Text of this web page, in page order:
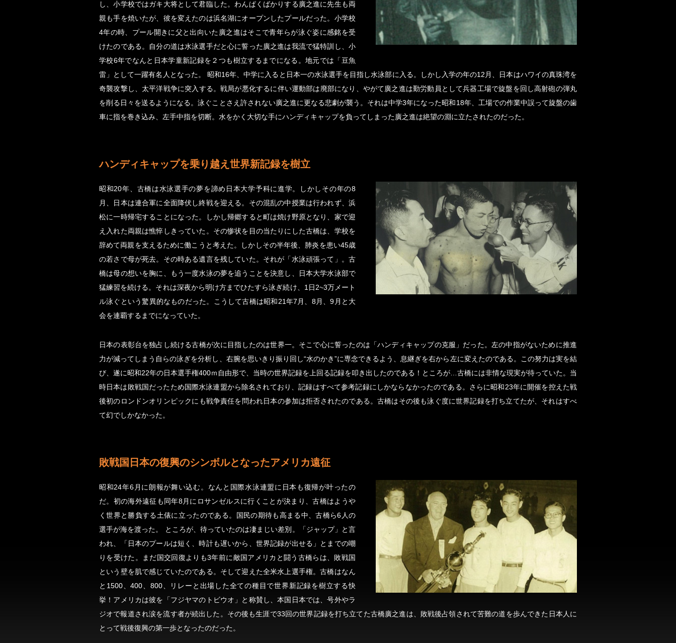
し、小学校ではガキ大将として君臨した。わんぱくばかりする廣之進に先生も両
親も手を焼いたが、彼を変えたのは浜名湖にオープンしたプールだった。小学校
4年の時、プール開きに父と出向いた廣之進はそこで青年らが泳ぐ姿に感銘を受
けたのである。自分の道は水泳選手だと心に誓った廣之進は我流で猛特訓し、小
学校6年でなんと日本学童新記録を２つも樹立するまでになる。地元では「豆魚
雷」として一躍有名人となった。 昭和16年、中学に入ると日本一の水泳選手を目指し水泳部に入る。しかし入学の年の12月、日本はハワイの真珠湾を
奇襲攻撃し、太平洋戦争に突入する。戦局が悪化するに伴い運動部は廃部になり、やがて廣之進は勤労動員として兵器工場で旋盤を回し高射砲の弾丸
を削る日々を送るようになる。泳ぐことさえ許されない廣之進に更なる悲劇が襲う。それは中学3年になった昭和18年、工場での作業中誤って旋盤の歯
車に指を巻き込み、左手中指を切断。水をかく大切な手にハンディキャップを負ってしまった廣之進は絶望の淵に立たされたのだった。
ハンディキャップを乗り越え世界新記録を樹立
昭和20年、古橋は水泳選手の夢を諦め日本大学予科に進学。しかしその年の8
月、日本は連合軍に全面降伏し終戦を迎える。その混乱の中授業は行われず、浜
松に一時帰宅することになった。しかし帰郷すると町は焼け野原となり、家で迎
え入れた両親は憔悴しきっていた。その惨状を目の当たりにした古橋は、学校を
辞めて両親を支えるために働こうと考えた。しかしその半年後、肺炎を患い45歳
の若さで母が死去。その時ある遺言を残していた。それが「水泳頑張って」。古
橋は母の想いを胸に、もう一度水泳の夢を追うことを決意し、日本大学水泳部で
猛練習を続ける。それは深夜から明け方までひたすら泳ぎ続け、1日2~3万メート
ル泳ぐという驚異的なものだった。こうして古橋は昭和21年7月、8月、9月と大
会を連覇するまでになっていた。
日本の表彰台を独占し続ける古橋が次に目指したのは世界一。そこで心に誓ったのは「ハンディキャップの克服」だった。左の中指がないために推進
力が減ってしまう自らの泳ぎを分析し、右腕を思いきり振り回し“水のかき”に専念できるよう、息継ぎを右から左に変えたのである。この努力は実を結
び、遂に昭和22年の日本選手権400ｍ自由形で、当時の世界記録を上回る記録を叩き出したのである！ところが…古橋には非情な現実が待っていた。当
時日本は敗戦国だったため国際水泳連盟から除名されており、記録はすべて参考記録にしかならなかったのである。さらに昭和23年に開催を控えた戦
後初のロンドンオリンピックにも戦争責任を問われ日本の参加は拒否されたのである。古橋はその後も泳ぐ度に世界記録を打ち立てたが、それはすべ
て幻でしかなかった。
敗戦国日本の復興のシンボルとなったアメリカ遠征
昭和24年6月に朗報が舞い込む。なんと国際水泳連盟に日本も復帰が叶ったの
だ。初の海外遠征も同年8月にロサンゼルスに行くことが決まり、古橋はようや
く世界と勝負する土俵に立ったのである。国民の期待も高まる中、古橋ら6人の
選手が海を渡った。 ところが、待っていたのは凄まじい差別。「ジャップ」と言
われ、「日本のプールは短く、時計も遅いから、世界記録が出せる」とまでの嘲
りを受けた。まだ国交回復よりも3年前に敵国アメリカと闘う古橋らは、敗戦国
という壁を肌で感じていたのである。そして迎えた全米水上選手権。古橋はなん
と1500、400、800、リレーと出場した全ての種目で世界新記録を樹立する快
挙！アメリカは彼を「フジヤマのトビウオ」と称賛し、本国日本では、号外やラ
ジオで報道され涙を流す者が続出した。その後も生涯で33回の世界記録を打ち立てた古橋廣之進は、敗戦後占領されて苦難の道を歩んできた日本人に
とって戦後復興の第一歩となったのだった。